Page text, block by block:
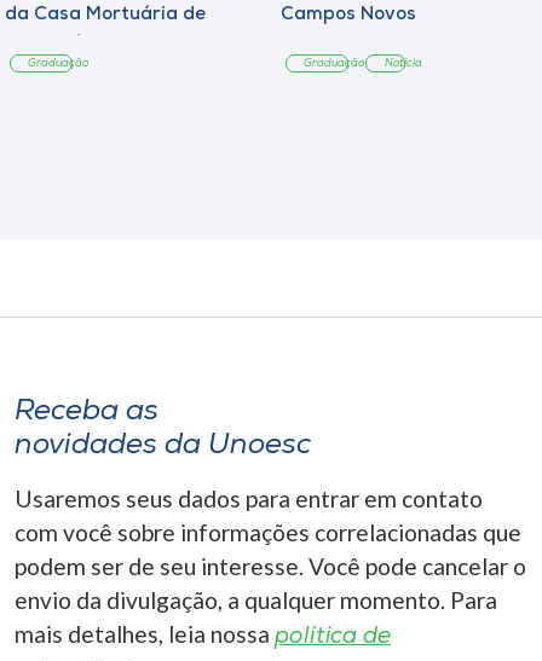
da Casa Mortuária de
Graduação
Campos Novos
Graduação Notícia
Receba as
novidades da Unoesc
Usaremos seus dados para entrar em contato
com você sobre informações correlacionadas que
podem ser de seu interesse. Você pode cancelar o
envio da divulgação, a qualquer momento. Para
mais detalhes, leia nossa política de